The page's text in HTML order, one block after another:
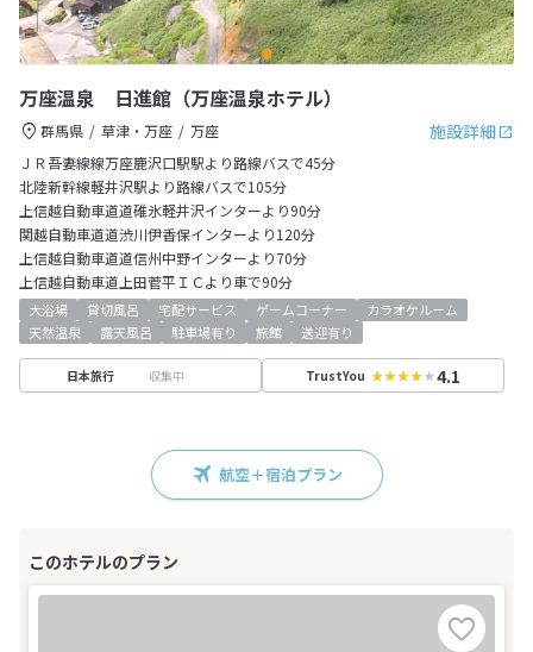
万座温泉 日進館（万座温泉ホテル）
施設詳細
群馬県 草津・万座
万座
ＪＲ吾妻線線万座鹿沢口駅駅より路線バスで45分
北陸新幹線軽井沢駅より路線バスで105分
上信越自動車道道碓氷軽井沢インターより90分
関越自動車道道渋川伊香保インターより120分
上信越自動車道道信州中野インターより70分
上信越自動車道上田菅平ＩＣより車で90分
大浴場 貸切風呂 宅配サービス ゲームコーナー
カラオケルーム
天然温泉
露天風呂 駐車場有り 旅館 送迎有り
日本旅行 収集中 TrustYou 4.1
航空＋宿泊プラン